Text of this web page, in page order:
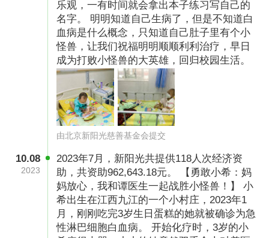
乐观，一有时间就会拿出本子练习写自己的
名字。 明明知道自己生病了，但是不知道白
血病是什么概念，只知道自己肚子里有个小
怪兽，让我们祝福明明顺顺利利治疗，早日
成为打败小怪兽的大英雄，回归校园生活。
由北京新阳光慈善基金会提交
10.08
2023
2023年7月，新阳光共提供118人次经济资
助，共资助962,643.18元。 【勇敢小希：妈
妈放心，我和谭医生一起战胜小怪兽！】 小
希出生在江西九江的一个小村庄，2023年1
月，刚刚吃完3岁生日蛋糕的她就被确诊为急
性淋巴细胞白血病。 开始化疗时，3岁的小